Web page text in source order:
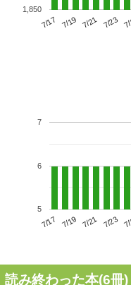
7/17 7/19 7/21 7/23
1,850
7/17 7/19 7/21 7/23
5
6
7
読み終わった本(6冊)